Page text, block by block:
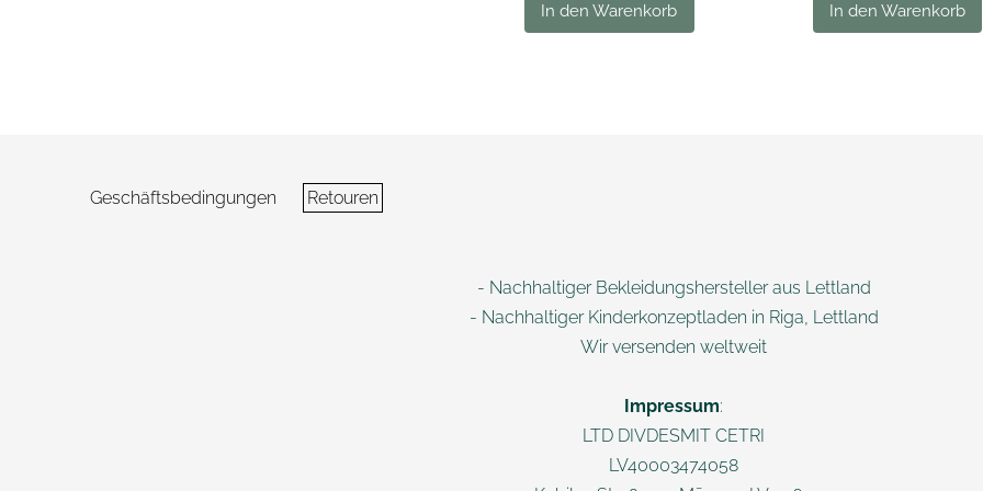
In den Warenkorb In den Warenkorb
Geschäftsbedingungen Retouren
- Nachhaltiger Bekleidungshersteller aus Lettland
- Nachhaltiger Kinderkonzeptladen in Riga, Lettland
Wir versenden weltweit
Impressum:
LTD DIVDESMIT CETRI
LV40003474058